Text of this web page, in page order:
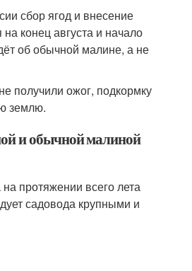
сбор ягод и внесение
конец августа и начало
об обычной малине, а не
получили ожог, подкормку
землю.
и обычной малиной
протяжении всего лета
садовода крупными и